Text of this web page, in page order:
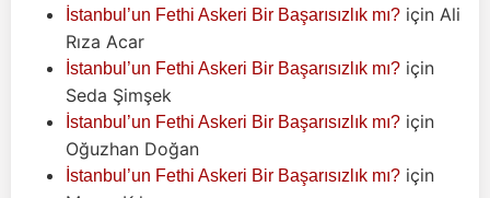
İstanbul’un Fethi Askeri Bir Başarısızlık mı? için Ali
Rıza Acar
İstanbul’un Fethi Askeri Bir Başarısızlık mı? için
Seda Şimşek
İstanbul’un Fethi Askeri Bir Başarısızlık mı? için
Oğuzhan Doğan
İstanbul’un Fethi Askeri Bir Başarısızlık mı? için